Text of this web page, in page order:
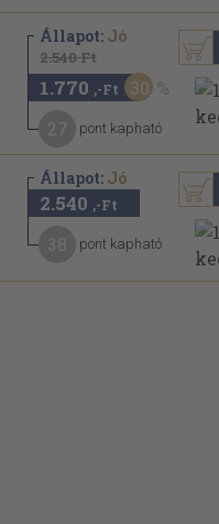
Állapot: Jó
2.540 Ft
1.770 ,-Ft 30
pont kapható
Állapot: Jó
2.540 ,-Ft
pont kapható